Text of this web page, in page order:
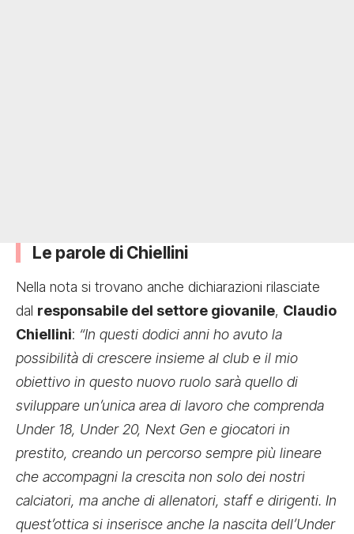
Le parole di Chiellini
Nella nota si trovano anche dichiarazioni rilasciate
dal responsabile del settore giovanile, Claudio
Chiellini: “In questi dodici anni ho avuto la
possibilità di crescere insieme al club e il mio
obiettivo in questo nuovo ruolo sarà quello di
sviluppare un’unica area di lavoro che comprenda
Under 18, Under 20, Next Gen e giocatori in
prestito, creando un percorso sempre più lineare
che accompagni la crescita non solo dei nostri
calciatori, ma anche di allenatori, staff e dirigenti. In
quest’ottica si inserisce anche la nascita dell’Under